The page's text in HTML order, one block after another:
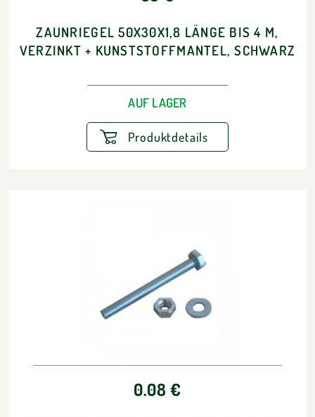
ZAUNRIEGEL 50X30X1,8 LÄNGE BIS 4 M,
VERZINKT + KUNSTSTOFFMANTEL, SCHWARZ
AUF LAGER
Produktdetails
0.08 €